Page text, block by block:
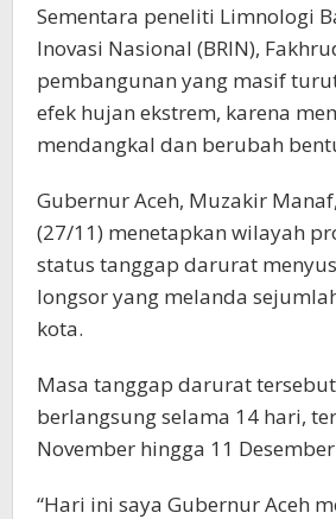
Sementara peneliti Limnologi
Inovasi Nasional (BRIN),
pembangunan yang masif
efek hujan ekstrem, karena
mendangkal dan berubah
Gubernur Aceh, Muzakir
(27/11) menetapkan wilayah
status tanggap darurat
longsor yang melanda
kota.
Masa tanggap darurat
berlangsung selama 14 hari,
November hingga 11
“Hari ini saya Gubernur Aceh